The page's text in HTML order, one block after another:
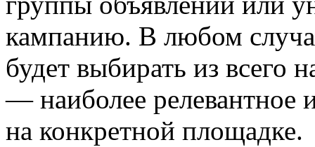
кампанию. В любом
будет выбирать из всего
— наиболее релевантное
на конкретной площадке.